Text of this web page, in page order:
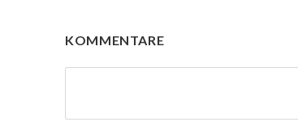
KOMMENTARE